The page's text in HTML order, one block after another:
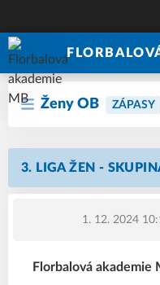
Ženy OB ZÁPASY
3. LIGA ŽEN -
1. 12. 2024
Florbalová akademie